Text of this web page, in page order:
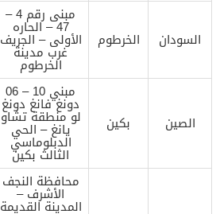
السودان الخرطوم
مبنى رقم 4 –
47 – الحاره
الأولى – الجريف
غرب مدينة
الخرطوم
الصين بكين
مبني 10 – 06
دونغ فانغ دونغ
لو منطقة تشاو
يانغ – الحي
الدبلوماسي
الثالث بكين
محافظة النجف
الأشرف –
المدينة القديمة